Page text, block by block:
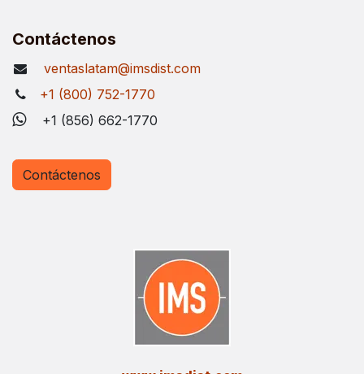
Contáctenos
ventaslatam@imsdist.com
+1 (800) 752-1770
+1 (856) 662-1770
Contáctenos